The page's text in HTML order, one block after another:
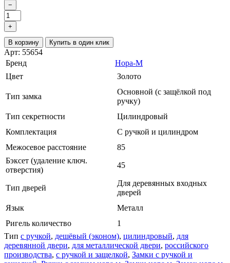
−
+
В корзину Купить в один клик
Арт: 55654
Бренд
Нора-М
Цвет
Золото
Тип замка
Основной (с защёлкой под
ручку)
Тип секретности
Цилиндровый
Комплектация
С ручкой и цилиндром
Межосевое расстояние
85
Бэксет (удаление ключ.
отверстия)
45
Тип дверей
Для деревянных входных
дверей
Язык
Металл
Ригель количество
1
Тип с ручкой, дешёвый (эконом), цилиндровый, для
деревянной двери, для металлической двери, российского
производства, с ручкой и защелкой, Замки с ручкой и